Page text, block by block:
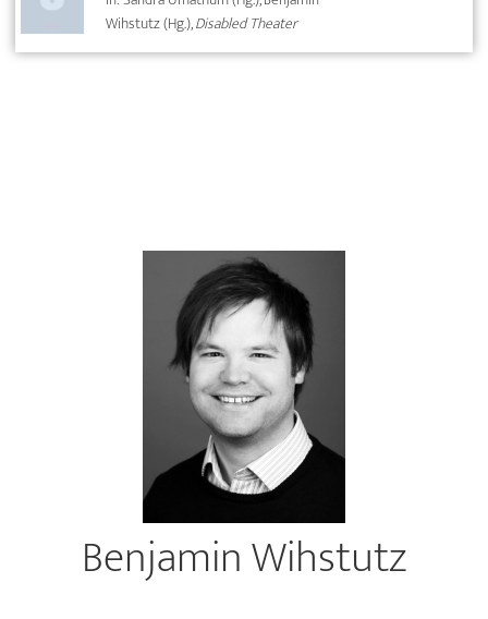
Wihstutz (Hg.),Disabled Theater
Benjamin Wihstutz